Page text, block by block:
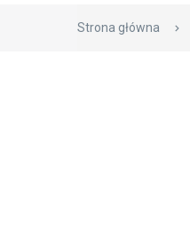
Strona główna